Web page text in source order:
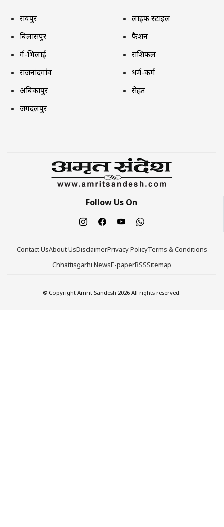
रायपुर
बिलासपुर
दुर्ग-भिलाई
राजनांदगांव
अंबिकापुर
जगदलपुर
लाइफ स्टाइल
फैशन
राशिफल
धर्म-कर्म
सेहत
Follow Us On
Contact UsAbout UsDisclaimerPrivacy PolicyTerms & Conditions
Chhattisgarhi NewsE-paperRSSSitemap
© Copyright Amrit Sandesh 2026 All rights reserved.